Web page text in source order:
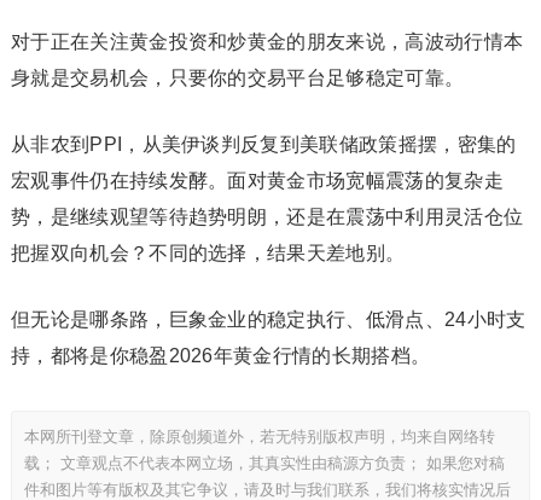
对于正在关注黄金投资和炒黄金的朋友来说，高波动行情本
身就是交易机会，只要你的交易平台足够稳定可靠。
从非农到PPI，从美伊谈判反复到美联储政策摇摆，密集的
宏观事件仍在持续发酵。面对黄金市场宽幅震荡的复杂走
势，是继续观望等待趋势明朗，还是在震荡中利用灵活仓位
把握双向机会？不同的选择，结果天差地别。
但无论是哪条路，巨象金业的稳定执行、低滑点、24小时支
持，都将是你稳盈2026年黄金行情的长期搭档。
本网所刊登文章，除原创频道外，若无特别版权声明，均来自网络转
载； 文章观点不代表本网立场，其真实性由稿源方负责； 如果您对稿
件和图片等有版权及其它争议，请及时与我们联系，我们将核实情况后